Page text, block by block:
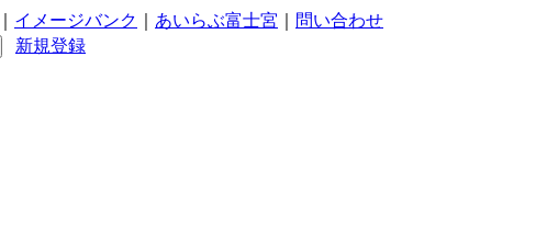
イメージバンク あいらぶ富士宮
問い合わせ
新規登録